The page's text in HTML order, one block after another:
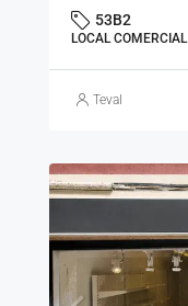
53B2
LOCAL COMERCIAL
Teval